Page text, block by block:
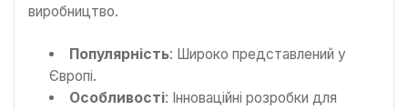
виробництво.
Популярність: Широко представлений у
Європі.
Особливості: Інноваційні розробки для